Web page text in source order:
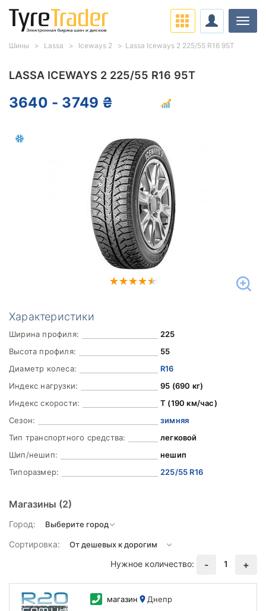
LASSA ICEWAYS 2 225/55 R16 95T
3640 - 3749 ₴
Характеристики
Ширина профиля:
225
Высота профиля:
55
Диаметр колеса:
R16
Индекс нагрузки:
95 (690 кг)
Индекс скорости:
T (190 км/час)
Сезон:
зимняя
Тип транспортного средства:
легковой
Шип/нешип:
нешип
Типоразмер:
225/55 R16
Магазины (2)
Город:
Сортировка:
Нужное количество:
- 1 +
магазин Днепр
Шины Lassa Iceways 2 Lassa Iceways 2 225/55 R16 95T